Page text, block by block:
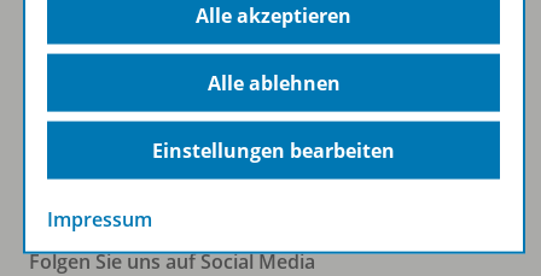
Zum Newsletter anmelden
Folgen Sie uns auf Social Media
Alle akzeptieren
Alle ablehnen
Einstellungen bearbeiten
Impressum